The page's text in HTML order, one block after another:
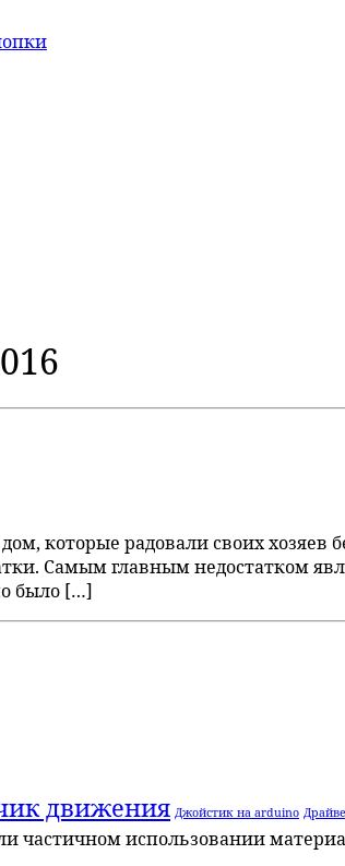
которые радовали своих
Самым главным недостатком
было […]
движения Джойстик на arduino
использовании